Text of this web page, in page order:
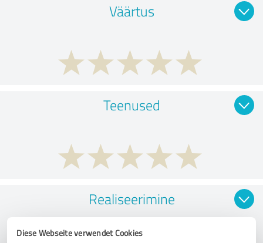
Diese Webseite verwendet Cookies
Väärtus
Teenused
Realiseerimine